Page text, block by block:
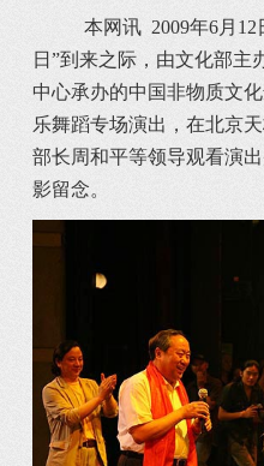
本网讯 2009年6月
日”到来之际，由文化部主
中心承办的中国非物质文
乐舞蹈专场演出，在北京
部长周和平等领导观看演
影留念。